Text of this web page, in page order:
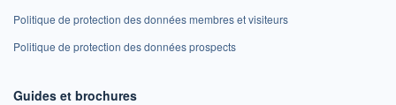
Politique de protection des données membres et visiteurs
Politique de protection des données prospects
Guides et brochures